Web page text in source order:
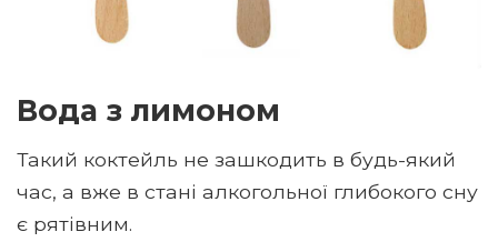
Вода з лимоном
Такий коктейль не зашкодить в будь-який
час, а вже в стані алкогольної глибокого сну
є рятівним.